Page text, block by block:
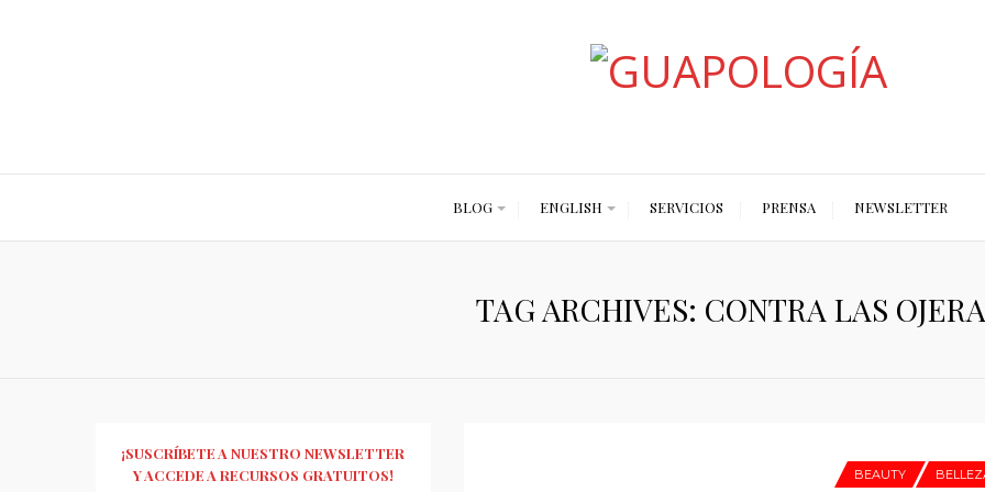
BLOG ENGLISH SERVICIOS PRENSA NEWSLETTER
TAG ARCHIVES: CONTRA LAS
BEAUTY
¡SUSCRÍBETE A NUESTRO NEWSLETTER
Y ACCEDE A RECURSOS GRATUITOS!